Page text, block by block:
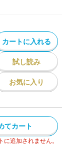
カートに入れる
試し読み
お気に入り
てカート
追加されません。